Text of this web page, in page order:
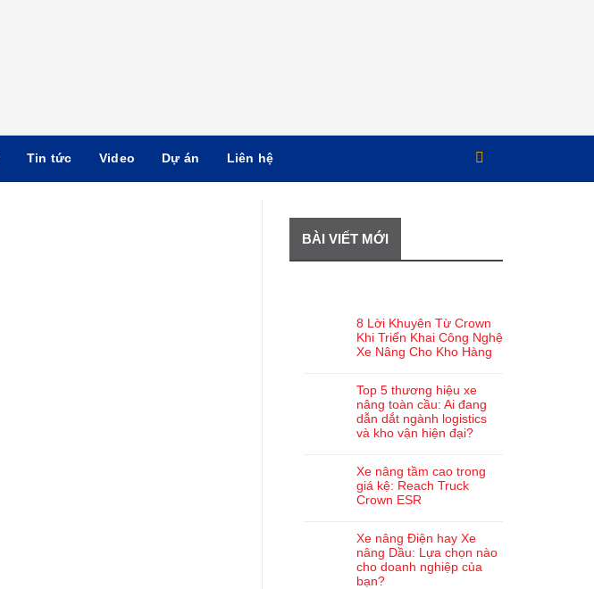
Tin tức Video Dự án Liên hệ
BÀI VIẾT MỚI
8 Lời Khuyên Từ Crown
Khi Triển Khai Công Nghệ
Xe Nâng Cho Kho Hàng
Top 5 thương hiệu xe
nâng toàn cầu: Ai đang
dẫn dắt ngành logistics
và kho vận hiện đại?
Xe nâng tầm cao trong
giá kệ: Reach Truck
Crown ESR
Xe nâng Điện hay Xe
nâng Dầu: Lựa chọn nào
cho doanh nghiệp của
bạn?